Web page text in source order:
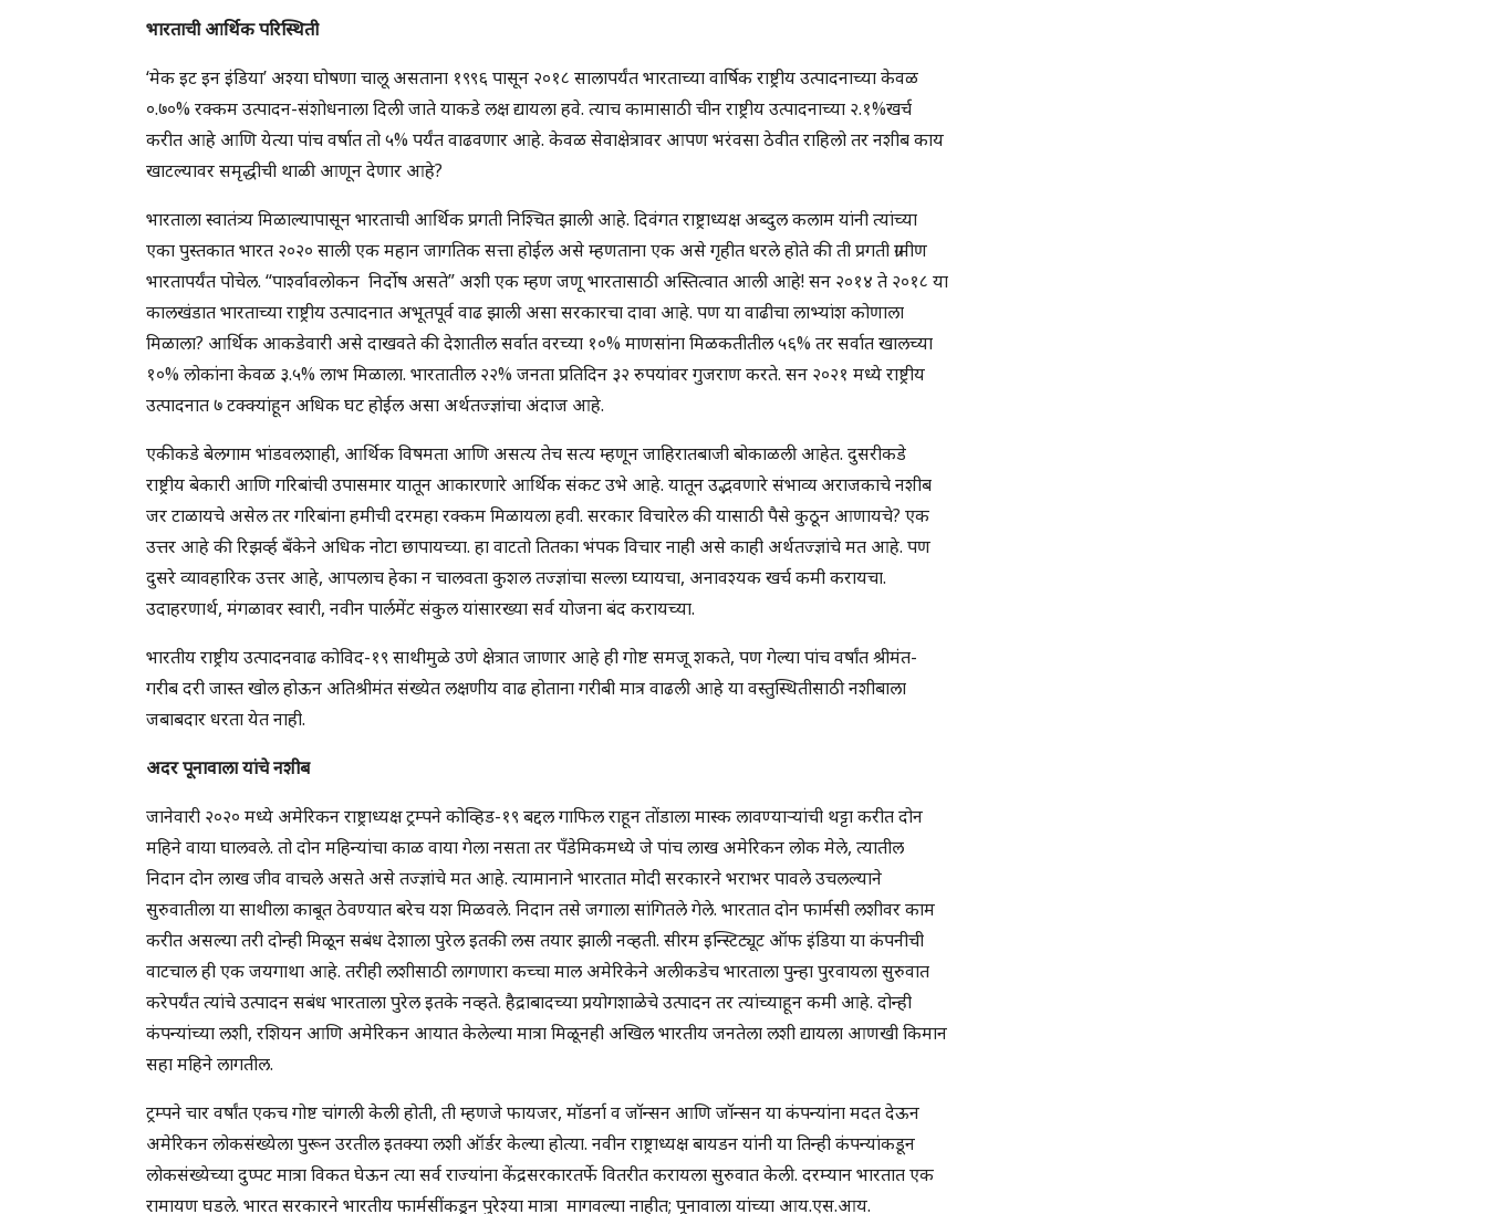
भारताची आर्थिक परिस्थिती
‘मेक इट इन इंडिया’ अश्या घोषणा चालू असताना १९९६ पासून २०१८ सालापर्यंत भारताच्या वार्षिक राष्ट्रीय उत्पादनाच्या केवळ
०.७०% रक्कम उत्पादन-संशोधनाला दिली जाते याकडे लक्ष द्यायला हवे. त्याच कामासाठी चीन राष्ट्रीय उत्पादनाच्या २.१%खर्च
करीत आहे आणि येत्या पांच वर्षात तो ५% पर्यंत वाढवणार आहे. केवळ सेवाक्षेत्रावर आपण भरंवसा ठेवीत राहिलो तर नशीब काय
खाटल्यावर समृद्धीची थाळी आणून देणार आहे?
भारताला स्वातंत्र्य मिळाल्यापासून भारताची आर्थिक प्रगती निश्चित झाली आहे. दिवंगत राष्ट्राध्यक्ष अब्दुल कलाम यांनी त्यांच्या
एका पुस्तकात भारत २०२० साली एक महान जागतिक सत्ता होईल असे म्हणताना एक असे गृहीत धरले होते की ती प्रगती ग्रामीण
भारतापर्यंत पोचेल. “पार्श्वावलोकन निर्दोष असते” अशी एक म्हण जणू भारतासाठी अस्तित्वात आली आहे! सन २०१४ ते २०१८ या
कालखंडात भारताच्या राष्ट्रीय उत्पादनात अभूतपूर्व वाढ झाली असा सरकारचा दावा आहे. पण या वाढीचा लाभ्यांश कोणाला
मिळाला? आर्थिक आकडेवारी असे दाखवते की देशातील सर्वात वरच्या १०% माणसांना मिळकतीतील ५६% तर सर्वात खालच्या
१०% लोकांना केवळ ३.५% लाभ मिळाला. भारतातील २२% जनता प्रतिदिन ३२ रुपयांवर गुजराण करते. सन २०२१ मध्ये राष्ट्रीय
उत्पादनात ७ टक्क्यांहून अधिक घट होईल असा अर्थतज्ज्ञांचा अंदाज आहे.
एकीकडे बेलगाम भांडवलशाही, आर्थिक विषमता आणि असत्य तेच सत्य म्हणून जाहिरातबाजी बोकाळली आहेत. दुसरीकडे
राष्ट्रीय बेकारी आणि गरिबांची उपासमार यातून आकारणारे आर्थिक संकट उभे आहे. यातून उद्भवणारे संभाव्य अराजकाचे नशीब
जर टाळायचे असेल तर गरिबांना हमीची दरमहा रक्कम मिळायला हवी. सरकार विचारेल की यासाठी पैसे कुठून आणायचे? एक
उत्तर आहे की रिझर्व्ह बँकेने अधिक नोटा छापायच्या. हा वाटतो तितका भंपक विचार नाही असे काही अर्थतज्ज्ञांचे मत आहे. पण
दुसरे व्यावहारिक उत्तर आहे, आपलाच हेका न चालवता कुशल तज्ज्ञांचा सल्ला घ्यायचा, अनावश्यक खर्च कमी करायचा.
उदाहरणार्थ, मंगळावर स्वारी, नवीन पार्लमेंट संकुल यांसारख्या सर्व योजना बंद करायच्या.
भारतीय राष्ट्रीय उत्पादनवाढ कोविद-१९ साथीमुळे उणे क्षेत्रात जाणार आहे ही गोष्ट समजू शकते, पण गेल्या पांच वर्षांत श्रीमंत-
गरीब दरी जास्त खोल होऊन अतिश्रीमंत संख्येत लक्षणीय वाढ होताना गरीबी मात्र वाढली आहे या वस्तुस्थितीसाठी नशीबाला
जबाबदार धरता येत नाही.
अदर पूनावाला यांचे नशीब
जानेवारी २०२० मध्ये अमेरिकन राष्ट्राध्यक्ष ट्रम्पने कोव्हिड-१९ बद्दल गाफिल राहून तोंडाला मास्क लावण्याऱ्यांची थट्टा करीत दोन
महिने वाया घालवले. तो दोन महिन्यांचा काळ वाया गेला नसता तर पॅंडेमिकमध्ये जे पांच लाख अमेरिकन लोक मेले, त्यातील
निदान दोन लाख जीव वाचले असते असे तज्ज्ञांचे मत आहे. त्यामानाने भारतात मोदी सरकारने भराभर पावले उचलल्याने
सुरुवातीला या साथीला काबूत ठेवण्यात बरेच यश मिळवले. निदान तसे जगाला सांगितले गेले. भारतात दोन फार्मसी लशीवर काम
करीत असल्या तरी दोन्ही मिळून सबंध देशाला पुरेल इतकी लस तयार झाली नव्हती. सीरम इन्स्टिट्यूट ऑफ इंडिया या कंपनीची
वाटचाल ही एक जयगाथा आहे. तरीही लशीसाठी लागणारा कच्चा माल अमेरिकेने अलीकडेच भारताला पुन्हा पुरवायला सुरुवात
करेपर्यंत त्यांचे उत्पादन सबंध भारताला पुरेल इतके नव्हते. हैद्राबादच्या प्रयोगशाळेचे उत्पादन तर त्यांच्याहून कमी आहे. दोन्ही
कंपन्यांच्या लशी, रशियन आणि अमेरिकन आयात केलेल्या मात्रा मिळूनही अखिल भारतीय जनतेला लशी द्यायला आणखी किमान
सहा महिने लागतील.
ट्रम्पने चार वर्षांत एकच गोष्ट चांगली केली होती, ती म्हणजे फायजर, मॉडर्ना व जॉन्सन आणि जॉन्सन या कंपन्यांना मदत देऊन
अमेरिकन लोकसंख्येला पुरून उरतील इतक्या लशी ऑर्डर केल्या होत्या. नवीन राष्ट्राध्यक्ष बायडन यांनी या तिन्ही कंपन्यांकडून
लोकसंख्येच्या दुप्पट मात्रा विकत घेऊन त्या सर्व राज्यांना केंद्रसरकारतर्फे वितरीत करायला सुरुवात केली. दरम्यान भारतात एक
रामायण घडले. भारत सरकारने भारतीय फार्मसींकडून पुरेश्या मात्रा मागवल्या नाहीत; पूनावाला यांच्या आय.एस.आय.